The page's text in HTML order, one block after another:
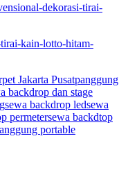
dekorasi-tirai-
kain-lotto-hitam-
Jakarta Pusatpanggung
backdrop dan stage
sewa backdrop ledsewa
permetersewa backdtop
portable